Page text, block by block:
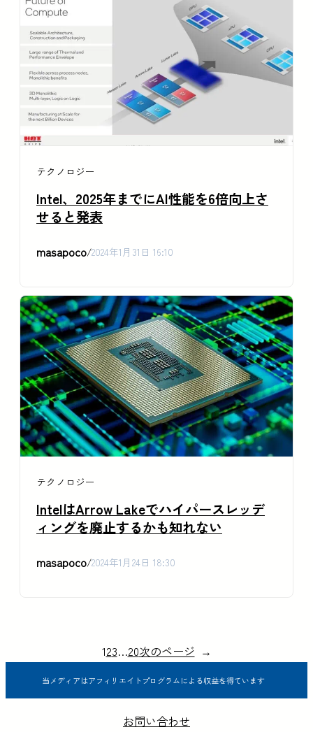
テクノロジー
Intel、2025年までにAI性能を6倍向上さ
せると発表
masapoco/2024年1月31日 16:10
テクノロジー
IntelはArrow Lakeでハイパースレッデ
ィングを廃止するかも知れない
masapoco/2024年1月24日 18:30
123…20次のページ →
当メディアはアフィリエイトプログラムによる収益を得ています
お問い合わせ